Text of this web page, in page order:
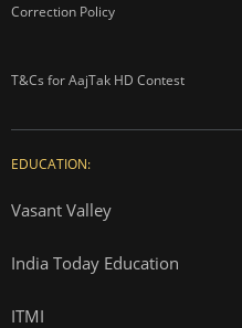
Correction Policy
T&Cs for AajTak HD Contest
EDUCATION:
Vasant Valley
India Today Education
ITMI